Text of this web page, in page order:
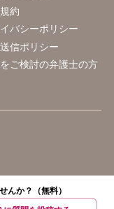
んか？（無料）
約
バシーポリシー
信ポリシー
ご検討の弁護士の方